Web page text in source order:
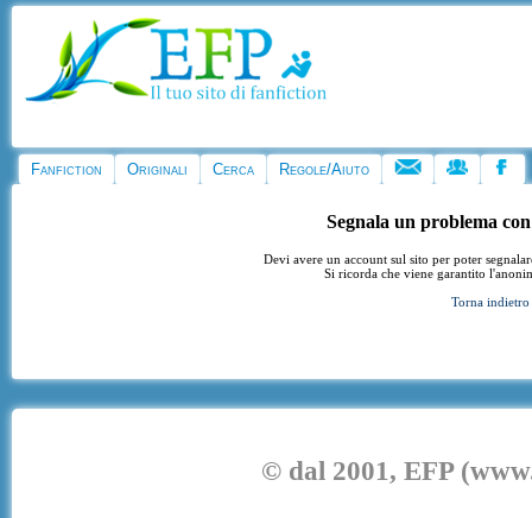
Fanfiction Originali Cerca Regole/Aiuto
Segnala un problema
Devi avere un account sul sito per poter
Si ricorda che viene garantito
Torna indietro
© dal 2001, EFP